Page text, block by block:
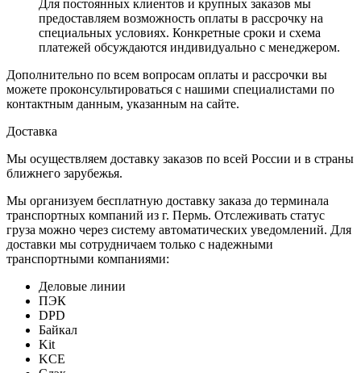
Для постоянных клиентов и крупных заказов мы
предоставляем возможность оплаты в рассрочку на
специальных условиях. Конкретные сроки и схема
платежей обсуждаются индивидуально с менеджером.
Дополнительно по всем вопросам оплаты и рассрочки вы
можете проконсультироваться с нашими специалистами по
контактным данным, указанным на сайте.
Доставка
Мы осуществляем доставку заказов по всей России и в страны
ближнего зарубежья.
Мы организуем бесплатную доставку заказа до терминала
транспортных компаний из г. Пермь. Отслеживать статус
груза можно через систему автоматических уведомлений. Для
доставки мы сотрудничаем только с надежными
транспортными компаниями:
Деловые линии
ПЭК
DPD
Байкал
Kit
KCE